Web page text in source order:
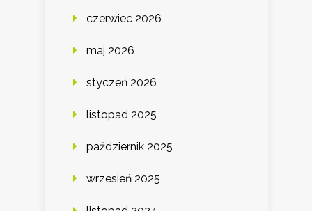
czerwiec 2026
maj 2026
styczeń 2026
listopad 2025
październik 2025
wrzesień 2025